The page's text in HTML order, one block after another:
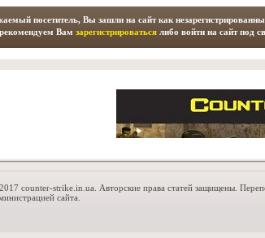
посетитель, Вы зашли на сайт как
Вам зарегистрироваться либо войти на сайт под
counter-strike.in.ua. Авторские права статей защищены.
сайта.